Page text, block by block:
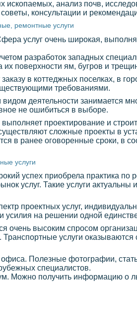
анализ почв,
консультации и
ремонтные услуги
услуг очень широкая,
разработок западных
поверхности ям, бугров и
в коттеджных поселках, в
требованиями.
деятельности занимается
не ошибиться в выборе.
проектирование и
сложные проекты в
в ранее оговоренные сроки, в
услуги
успех приобрела практика по
услуг. Такие услуги актуальны
проектных услуг,
усилия на решении одной
очень высоким спросом
услуги оказываются
Полезные фотографии,
специалистов.
Можно получить информацию о